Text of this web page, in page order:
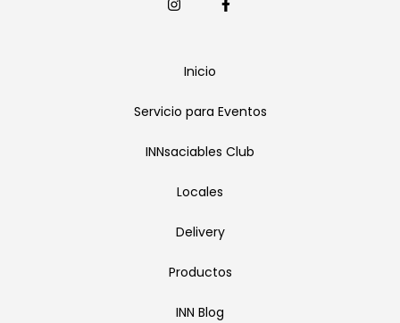
Inicio
Servicio para Eventos
INNsaciables Club
Locales
Delivery
Productos
INN Blog